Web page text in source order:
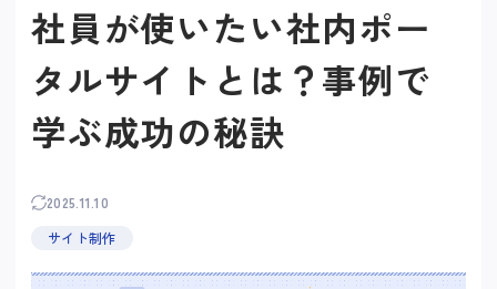
社員が使いたい社内ポー
タルサイトとは？事例で
学ぶ成功の秘訣
2025.11.10
サイト制作